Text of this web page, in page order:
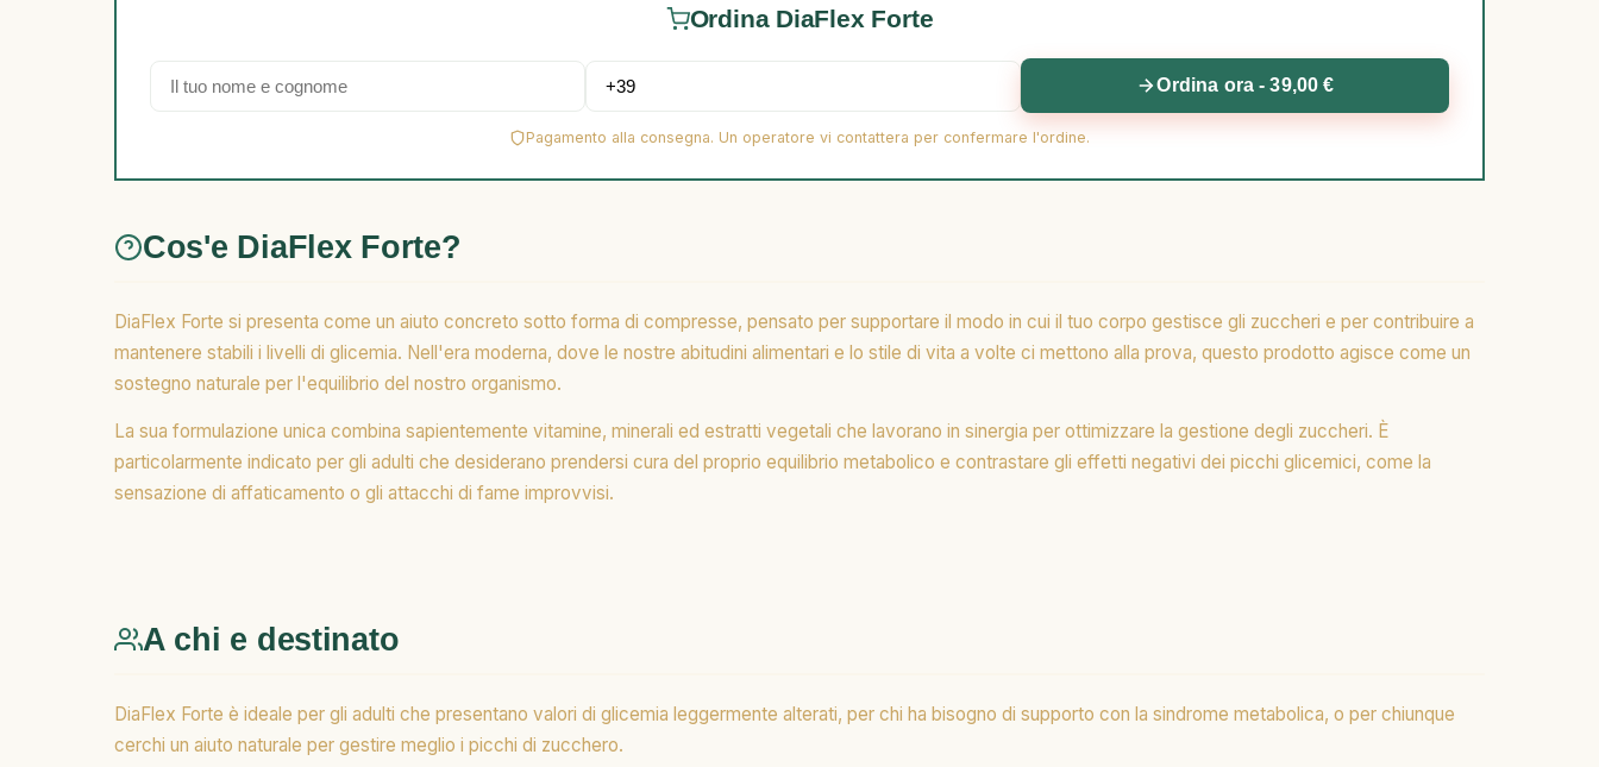
Ordina DiaFlex Forte
Ordina ora - 39,00 €
Pagamento alla consegna. Un operatore vi contattera per confermare l'ordine.
Cos'e DiaFlex Forte?
DiaFlex Forte si presenta come un aiuto concreto sotto forma di compresse, pensato per supportare il modo in cui il tuo corpo gestisce gli zuccheri e per contribuire a
mantenere stabili i livelli di glicemia. Nell'era moderna, dove le nostre abitudini alimentari e lo stile di vita a volte ci mettono alla prova, questo prodotto agisce come un
sostegno naturale per l'equilibrio del nostro organismo.
La sua formulazione unica combina sapientemente vitamine, minerali ed estratti vegetali che lavorano in sinergia per ottimizzare la gestione degli zuccheri. È
particolarmente indicato per gli adulti che desiderano prendersi cura del proprio equilibrio metabolico e contrastare gli effetti negativi dei picchi glicemici, come la
sensazione di affaticamento o gli attacchi di fame improvvisi.
A chi e destinato
DiaFlex Forte è ideale per gli adulti che presentano valori di glicemia leggermente alterati, per chi ha bisogno di supporto con la sindrome metabolica, o per chiunque
cerchi un aiuto naturale per gestire meglio i picchi di zucchero.